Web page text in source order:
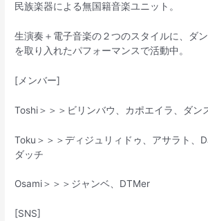
民族楽器による無国籍音楽ユニット。
生演奏＋電子音楽の２つのスタイルに、ダ
を取り入れたパフォーマンスで活動中。
[メンバー]
Toshi＞＞＞ビリンバウ、カポエイラ、ダン
Toku＞＞＞ディジュリィドゥ、アサラト、
ダッチ
Osami＞＞＞ジャンベ、DTMer
[SNS]